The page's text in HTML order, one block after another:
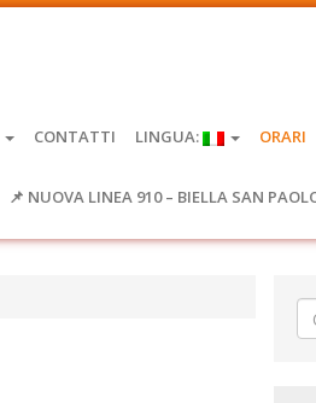
CONTATTI LINGUA: ORARI
📌 NUOVA LINEA 910 – BIELLA SAN